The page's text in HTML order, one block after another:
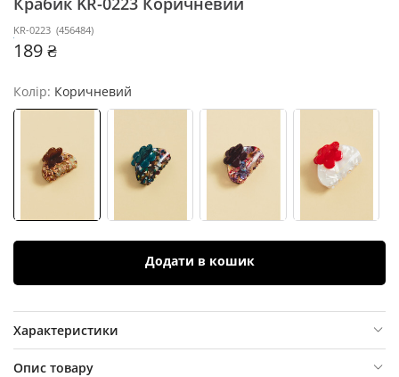
KR-0223 (456484)
189 ₴
Колір: Коричневий
Додати в кошик
Характеристики
Опис товару